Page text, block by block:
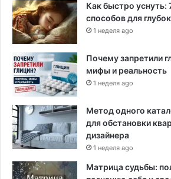
Как быстро уснуть:
способов для
1 неделя ago
Почему запретили
мифы и реальность
1 неделя ago
Метод одного
для обстановки
дизайнера
1 неделя ago
Матрица судьбы: